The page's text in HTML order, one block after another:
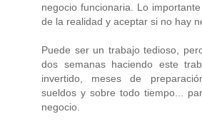
negocio funcionaria. Lo
de la realidad y aceptar si no hay
Puede ser un trabajo tedioso,
dos semanas haciendo este
invertido, meses de
sueldos y sobre todo tiempo...
negocio.